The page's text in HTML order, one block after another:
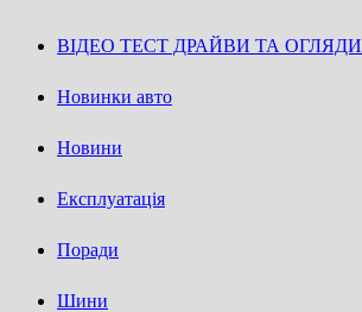
ВІДЕО ТЕСТ ДРАЙВИ ТА ОГЛЯДИ
Новинки авто
Новини
Експлуатація
Поради
Шини